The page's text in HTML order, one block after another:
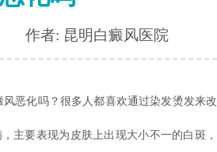
作者: 昆明白癜风医院
恶化吗？很多人都喜欢通过染发烫发来改
主要表现为皮肤上出现大小不一的白斑，